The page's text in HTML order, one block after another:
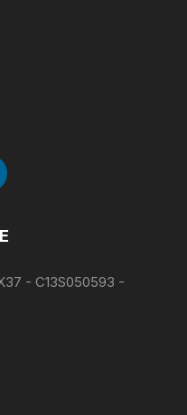
- C13S050593 -